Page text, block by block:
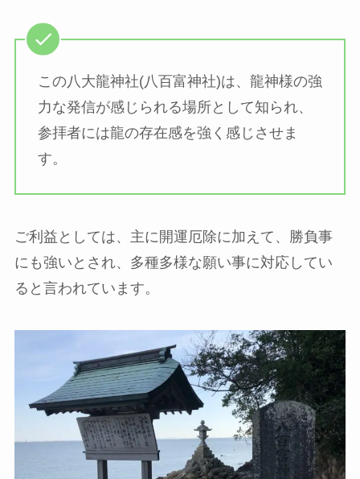
この八大龍神社(八百富神社)は、龍神様の強
力な発信が感じられる場所として知られ、
参拝者には龍の存在感を強く感じさせま
す。
ご利益としては、主に開運厄除に加えて、勝負事
にも強いとされ、多種多様な願い事に対応してい
ると言われています。